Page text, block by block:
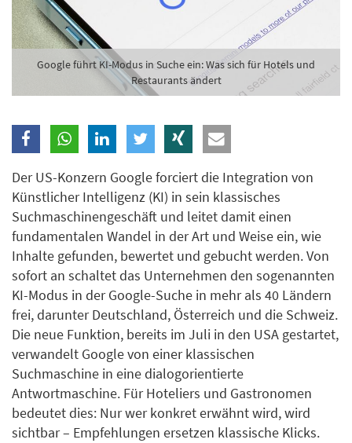
Google führt KI-Modus in Suche ein: Was sich für Hotels und
Restaurants ändert
Der US-Konzern Google forciert die Integration von
Künstlicher Intelligenz (KI) in sein klassisches
Suchmaschinengeschäft und leitet damit einen
fundamentalen Wandel in der Art und Weise ein, wie
Inhalte gefunden, bewertet und gebucht werden. Von
sofort an schaltet das Unternehmen den sogenannten
KI-Modus in der Google-Suche in mehr als 40 Ländern
frei, darunter Deutschland, Österreich und die Schweiz.
Die neue Funktion, bereits im Juli in den USA gestartet,
verwandelt Google von einer klassischen
Suchmaschine in eine dialogorientierte
Antwortmaschine. Für Hoteliers und Gastronomen
bedeutet dies: Nur wer konkret erwähnt wird, wird
sichtbar – Empfehlungen ersetzen klassische Klicks.